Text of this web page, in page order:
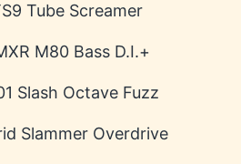
Tube Screamer
M80 Bass D.I.+
Slash Octave Fuzz
Slammer Overdrive